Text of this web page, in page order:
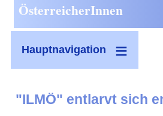
ÖsterreicherInnen
Hauptnavigation
"ILMÖ" entlarvt sich